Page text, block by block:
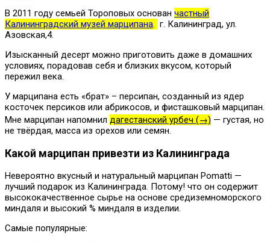
В 2011 году семьей Тороповых основан частный
Калининградский музей марципана. г. Калининград, ул.
Азовская,4.
Изысканный десерт можно приготовить даже в домашних
условиях, порадовав себя и близких вкусом, который
пережил века.
У марципана есть «брат» – персипан, созданный из ядер
косточек персиков или абрикосов, и фисташковый марципан.
Мне марципан напомнил дагестанский урбеч (→) — густая, но
не твёрдая, масса из орехов или семян.
Какой марципан привезти из Калининграда
Невероятно вкусный и натуральный марципан Pomatti —
лучший подарок из Калининграда. Потому! что он содержит
высококачественное сырье на основе средиземноморского
миндаля и высокий % миндаля в изделии.
Самые популярные: